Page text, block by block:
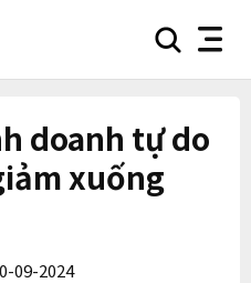
searchnav
doanh tự do
xuống
09-2024